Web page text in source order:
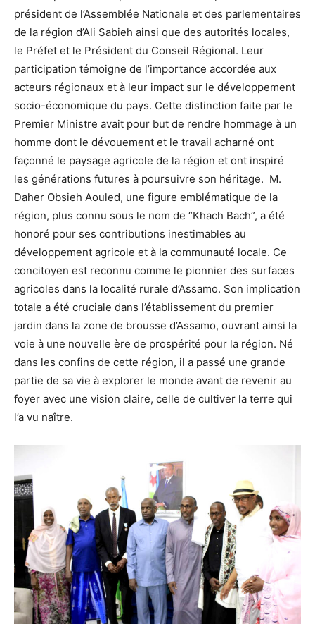
président de l’Assemblée Nationale et des parlementaires
de la région d’Ali Sabieh ainsi que des autorités locales,
le Préfet et le Président du Conseil Régional. Leur
participation témoigne de l’importance accordée aux
acteurs régionaux et à leur impact sur le développement
socio-économique du pays. Cette distinction faite par le
Premier Ministre avait pour but de rendre hommage à un
homme dont le dévouement et le travail acharné ont
façonné le paysage agricole de la région et ont inspiré
les générations futures à poursuivre son héritage. M.
Daher Obsieh Aouled, une figure emblématique de la
région, plus connu sous le nom de “Khach Bach”, a été
honoré pour ses contributions inestimables au
développement agricole et à la communauté locale. Ce
concitoyen est reconnu comme le pionnier des surfaces
agricoles dans la localité rurale d’Assamo. Son implication
totale a été cruciale dans l’établissement du premier
jardin dans la zone de brousse d’Assamo, ouvrant ainsi la
voie à une nouvelle ère de prospérité pour la région. Né
dans les confins de cette région, il a passé une grande
partie de sa vie à explorer le monde avant de revenir au
foyer avec une vision claire, celle de cultiver la terre qui
l’a vu naître.